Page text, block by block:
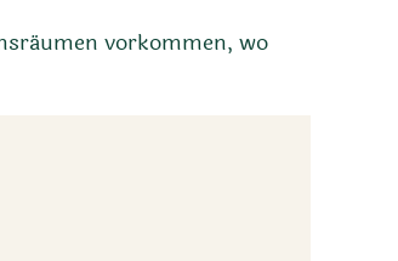
vorkommen, wo